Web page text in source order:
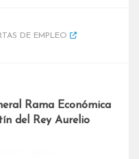
DE EMPLEO
Rama Económica
del Rey Aurelio